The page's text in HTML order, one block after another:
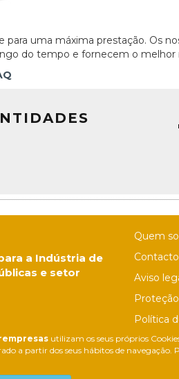
utilizam os seus próprios
a partir dos seus hábitos de
para uma máxima prestação. Os
do tempo e fornecem o melhor
a Indústria de
e setor
Quem
Contacto
Aviso
Política
Política